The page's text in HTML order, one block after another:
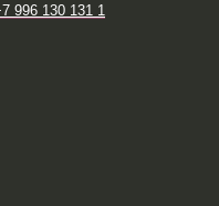
996 130 131 1